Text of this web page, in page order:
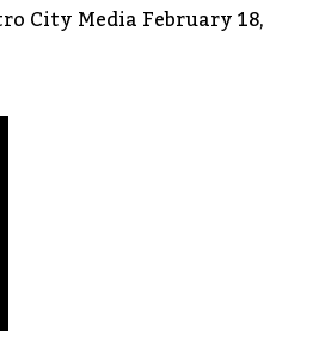
City MediaFebruary 18,